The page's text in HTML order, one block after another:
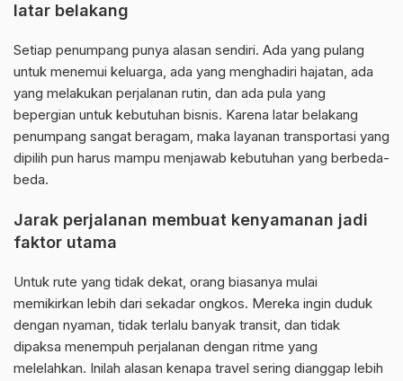
latar belakang
Setiap penumpang punya alasan sendiri. Ada yang pulang
untuk menemui keluarga, ada yang menghadiri hajatan, ada
yang melakukan perjalanan rutin, dan ada pula yang
bepergian untuk kebutuhan bisnis. Karena latar belakang
penumpang sangat beragam, maka layanan transportasi yang
dipilih pun harus mampu menjawab kebutuhan yang berbeda-
beda.
Jarak perjalanan membuat kenyamanan jadi
faktor utama
Untuk rute yang tidak dekat, orang biasanya mulai
memikirkan lebih dari sekadar ongkos. Mereka ingin duduk
dengan nyaman, tidak terlalu banyak transit, dan tidak
dipaksa menempuh perjalanan dengan ritme yang
melelahkan. Inilah alasan kenapa travel sering dianggap lebih